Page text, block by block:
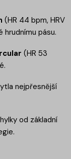
(HR 44 bpm, HRV
hrudnímu pásu.
(HR 53
nejpřesnější
od základní